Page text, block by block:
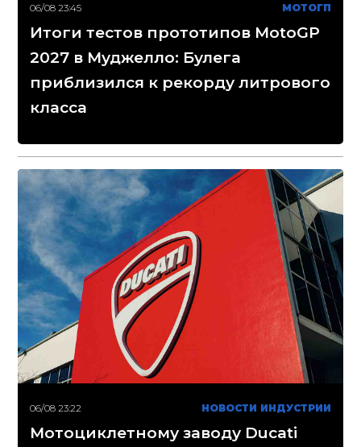
06/08 23:45 МОТОГП
Итоги тестов прототипов MotoGP
2027 в Муджелло: Булега
приблизился к рекорду литрового
класса
06/08 23:22 НОВОСТИ ИНДУСТРИИ
Мотоциклетному заводу Ducati